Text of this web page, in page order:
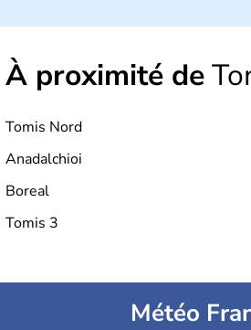
À proximité de
Tomis Nord
Anadalchioi
Boreal
Tomis 3
Météo